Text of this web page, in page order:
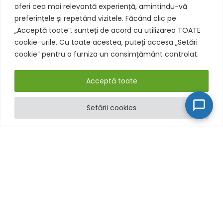
oferi cea mai relevantă experiență, amintindu-vă
preferințele și repetând vizitele. Făcând clic pe
„Acceptă toate”, sunteți de acord cu utilizarea TOATE
cookie-urile. Cu toate acestea, puteți accesa „Setări
cookie” pentru a furniza un consimțământ controlat.
Setării cookies
Acceptă toate
Acceptăm Carduri de Vacanță: Pluxxe, Edenred, Up România
Respinge